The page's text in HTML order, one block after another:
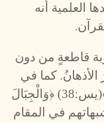
العلمية أنه
قاطعةٍ من دون
الأذهانُ. كما في
الآية الكريمة: ﴿وَالشَّمْسُ تَجْرِي..﴾(يس:38) ﴿وَالْجِبَالَ
من شبهاتهم في المقام